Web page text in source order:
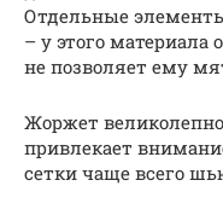
Отдельные
– у этого материала
не позволяет ему
Жоржет
привлекает
сетки чаще всего